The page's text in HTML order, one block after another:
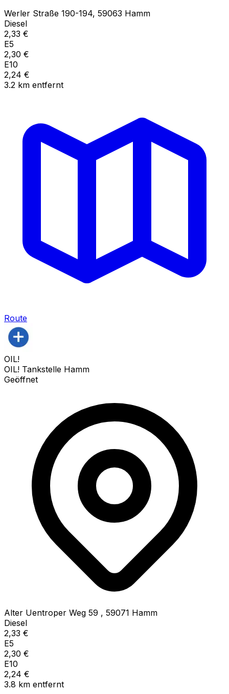
Werler Straße 190-194, 59063 Hamm
Diesel
2,33 €
E5
2,30 €
E10
2,24 €
3.2 km entfernt
Route
OIL!
OIL! Tankstelle Hamm
Geöffnet
Alter Uentroper Weg 59 , 59071 Hamm
Diesel
2,33 €
E5
2,30 €
E10
2,24 €
3.8 km entfernt